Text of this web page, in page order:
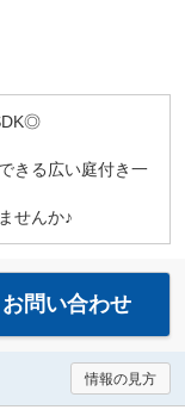
きる広い庭付き一
せんか♪
お問い合わせ
情報の見方